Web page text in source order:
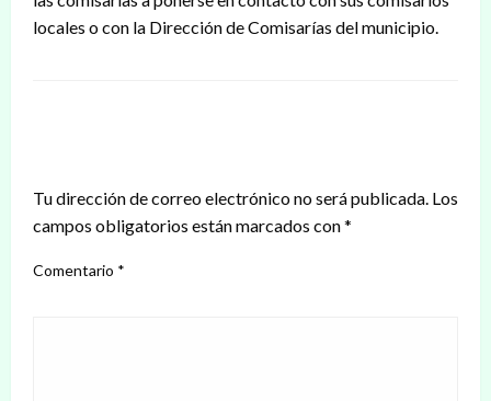
locales o con la Dirección de Comisarías del municipio.
Tu dirección de correo electrónico no será publicada. Los
campos obligatorios están marcados con*
Comentario *